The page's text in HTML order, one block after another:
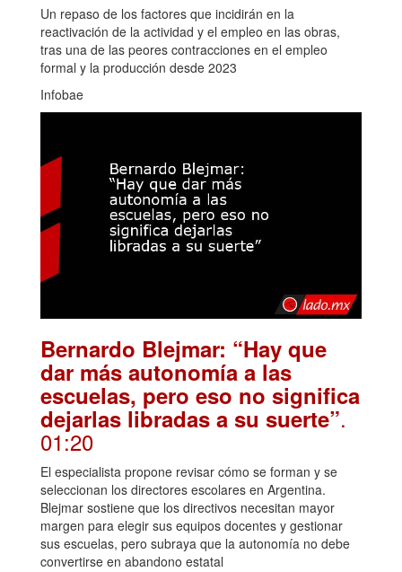
Un repaso de los factores que incidirán en la
reactivación de la actividad y el empleo en las obras,
tras una de las peores contracciones en el empleo
formal y la producción desde 2023
Infobae
Bernardo Blejmar: “Hay que
dar más autonomía a las
escuelas, pero eso no significa
dejarlas libradas a su suerte”.
01:20
El especialista propone revisar cómo se forman y se
seleccionan los directores escolares en Argentina.
Blejmar sostiene que los directivos necesitan mayor
margen para elegir sus equipos docentes y gestionar
sus escuelas, pero subraya que la autonomía no debe
convertirse en abandono estatal